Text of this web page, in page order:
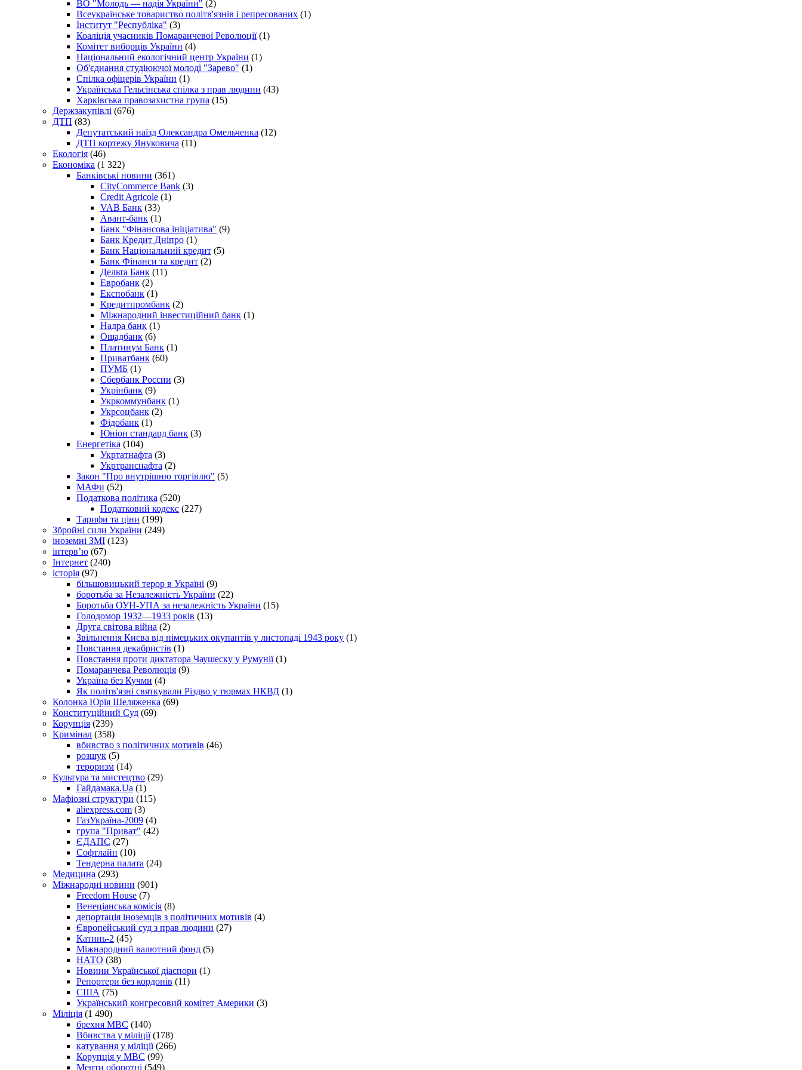
ВО "Молодь — надія України" (2)
Всеукраїнське товариство політв'язнів і репресованих (1)
Інститут "Республіка" (3)
Коаліція учасників Помаранчевої Революції(1)
Комітет виборців України (4)
Національний екологічний центр України (1)
Об'єднання студіюючої молоді "Зарево" (1)
Спілка офіцерів України (1)
Українська Гельсінська спілка з прав людини (43)
Харківська правозахистна група (15)
Держзакупівлі (676)
ДТП (83)
Депутатський наїзд Олександра Омельченка (12)
ДТП кортежу Януковича (11)
Екологія (46)
Економіка (1 322)
Банківські новини (361)
CityCommerce Bank (3)
Credit Agricole (1)
VAB Банк (33)
Авант-банк (1)
Банк "Фінансова ініціатива" (9)
Банк Кредит Дніпро (1)
Банк Національний кредит (5)
Банк Фінанси та кредит (2)
Дельта Банк (11)
Евробанк (2)
Експобанк (1)
Кредитпромбанк (2)
Міжнародний інвестиційний банк (1)
Надра банк (1)
Ощадбанк (6)
Платинум Банк (1)
Приватбанк (60)
ПУМБ (1)
Сбербанк России (3)
Укрінбанк (9)
Укркоммунбанк (1)
Укрсоцбанк (2)
Фідобанк (1)
Юніон стандард банк (3)
Енергетіка (104)
Укртатнафта (3)
Укртранснафта (2)
Закон "Про внутрішню торгівлю" (5)
МАФи (52)
Податкова політика (520)
Податковий кодекс (227)
Тарифи та ціни (199)
Збройні сили України (249)
іноземні ЗМІ (123)
інтерв’ю (67)
Інтернет (240)
історія (97)
більшовицький терор в Україні (9)
боротьба за Незалежність України (22)
Боротьба ОУН-УПА за незалежність України (15)
Голодомор 1932—1933 років (13)
Друга світова війна (2)
Звільнення Києва від німецьких окупантів у листопаді 1943 року (1)
Повстання декабристів (1)
Повстання проти диктатора Чаушеску у Румунії(1)
Помаранчева Революція (9)
Україна без Кучми (4)
Як політв'язні святкували Різдво у тюрмах НКВД (1)
Колонка Юрія Шеляженка (69)
Конституційний Суд (69)
Корупція (239)
Кримінал (358)
вбивство з політичних мотивів (46)
розшук (5)
тероризм (14)
Культура та мистецтво (29)
Гайдамака.Ua (1)
Мафіозні структури (115)
aliexpress.com (3)
ГазУкраїна-2009 (4)
група "Приват" (42)
ЄДАПС (27)
Софтлайн (10)
Тендерна палата (24)
Медицина (293)
Міжнародні новини (901)
Freedom House (7)
Венеціанська комісія (8)
депортація іноземців з політичних мотивів (4)
Європейський суд з прав людини (27)
Катинь-2 (45)
Міжнародний валютний фонд (5)
НАТО (38)
Новини Української діаспори (1)
Репортери без кордонів (11)
США (75)
Український конгресовий комітет Америки (3)
Міліція (1 490)
брехня МВС (140)
Вбивства у міліції(178)
катування у міліції(266)
Корупція у МВС (99)
Менти оборотні (549)